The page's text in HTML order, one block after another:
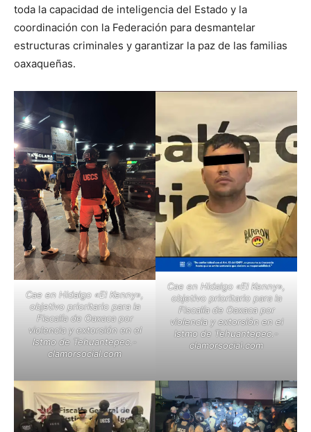
toda la capacidad de inteligencia del Estado y la
coordinación con la Federación para desmantelar
estructuras criminales y garantizar la paz de las familias
oaxaqueñas.
Cae en Hidalgo «El Kenny»,
objetivo prioritario para la
Fiscalía de Oaxaca por
violencia y extorsión en el
Istmo de Tehuantepec.-
clamorsocial.com
Cae en Hidalgo «El Kenny»,
objetivo prioritario para la
Fiscalía de Oaxaca por
violencia y extorsión en el
Istmo de Tehuantepec.-
clamorsocial.com